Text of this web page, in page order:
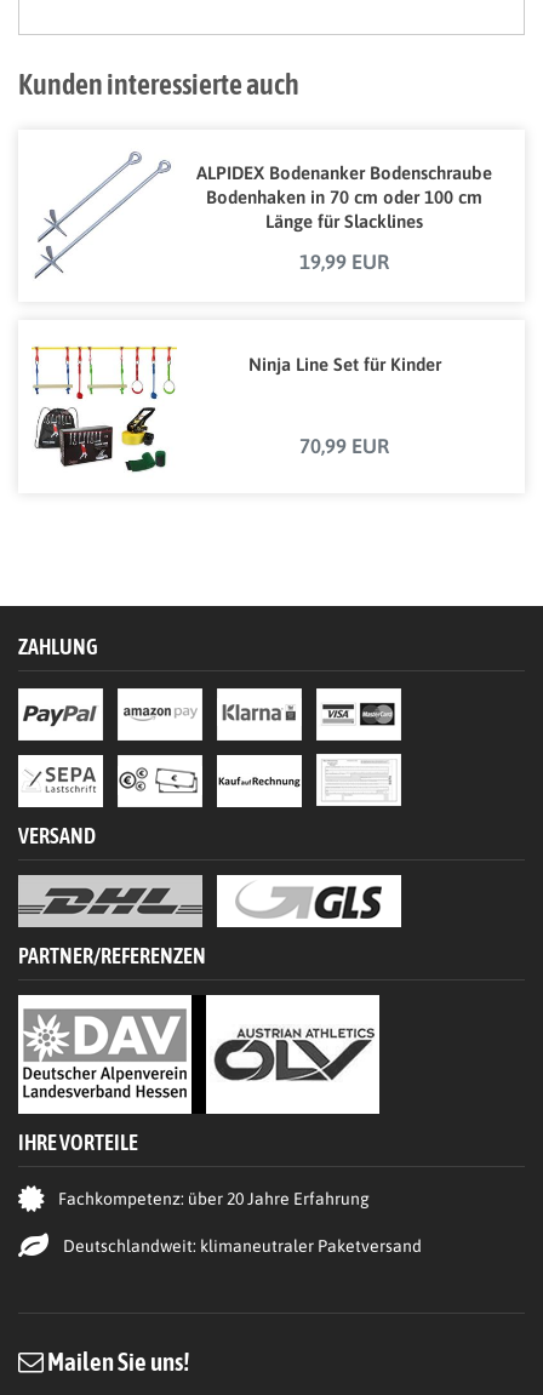
Kunden interessierte auch
ALPIDEX Bodenanker Bodenschraube
Bodenhaken in 70 cm oder 100 cm
Länge für Slacklines
19,99 EUR
Ninja Line Set für Kinder
70,99 EUR
ZAHLUNG
VERSAND
PARTNER/REFERENZEN
IHRE VORTEILE
Fachkompetenz: über 20 Jahre Erfahrung
Deutschlandweit: klimaneutraler Paketversand
Mailen Sie uns!